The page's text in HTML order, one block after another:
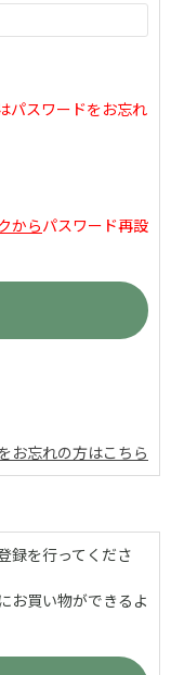
パスワードをお忘れ
からパスワード再設
お忘れの方はこちら
録を行ってくださ
お買い物ができるよ